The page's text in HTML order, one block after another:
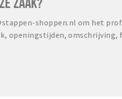
shoppen.nl om het
openingstijden,